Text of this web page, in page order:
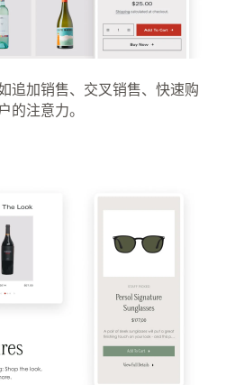
追加销售、交叉销售、快速购
的注意力。